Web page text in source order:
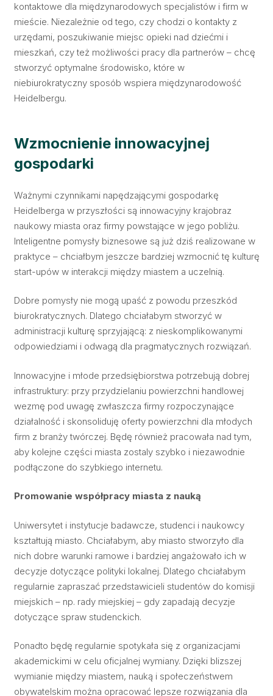
kontaktowe dla międzynarodowych specjalistów i firm w
mieście. Niezależnie od tego, czy chodzi o kontakty z
urzędami, poszukiwanie miejsc opieki nad dziećmi i
mieszkań, czy też możliwości pracy dla partnerów – chcę
stworzyć optymalne środowisko, które w
niebiurokratyczny sposób wspiera międzynarodowość
Heidelbergu.
Wzmocnienie innowacyjnej
gospodarki
Ważnymi czynnikami napędzającymi gospodarkę
Heidelberga w przyszłości są innowacyjny krajobraz
naukowy miasta oraz firmy powstające w jego pobliżu.
Inteligentne pomysły biznesowe są już dziś realizowane w
praktyce – chciałbym jeszcze bardziej wzmocnić tę kulturę
start-upów w interakcji między miastem a uczelnią.
Dobre pomysły nie mogą upaść z powodu przeszkód
biurokratycznych. Dlatego chciałabym stworzyć w
administracji kulturę sprzyjającą: z nieskomplikowanymi
odpowiedziami i odwagą dla pragmatycznych rozwiązań.
Innowacyjne i młode przedsiębiorstwa potrzebują dobrej
infrastruktury: przy przydzielaniu powierzchni handlowej
wezmę pod uwagę zwłaszcza firmy rozpoczynające
działalność i skonsoliduję oferty powierzchni dla młodych
firm z branży twórczej. Będę również pracowała nad tym,
aby kolejne części miasta zostaly szybko i niezawodnie
podłączone do szybkiego internetu.
Promowanie współpracy miasta z nauką
Uniwersytet i instytucje badawcze, studenci i naukowcy
kształtują miasto. Chciałabym, aby miasto stworzyło dla
nich dobre warunki ramowe i bardziej angażowało ich w
decyzje dotyczące polityki lokalnej. Dlatego chciałabym
regularnie zapraszać przedstawicieli studentów do komisji
miejskich – np. rady miejskiej – gdy zapadają decyzje
dotyczące spraw studenckich.
Ponadto będę regularnie spotykała się z organizacjami
akademickimi w celu oficjalnej wymiany. Dzięki blizszej
wymianie między miastem, nauką i społeczeństwem
obywatelskim można opracować lepsze rozwiązania dla